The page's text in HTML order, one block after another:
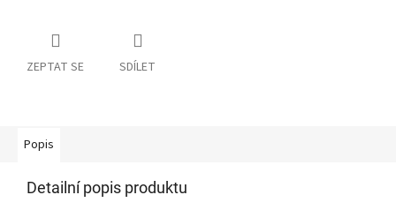
ZEPTAT SE SDÍLET
Popis
Detailní popis produktu